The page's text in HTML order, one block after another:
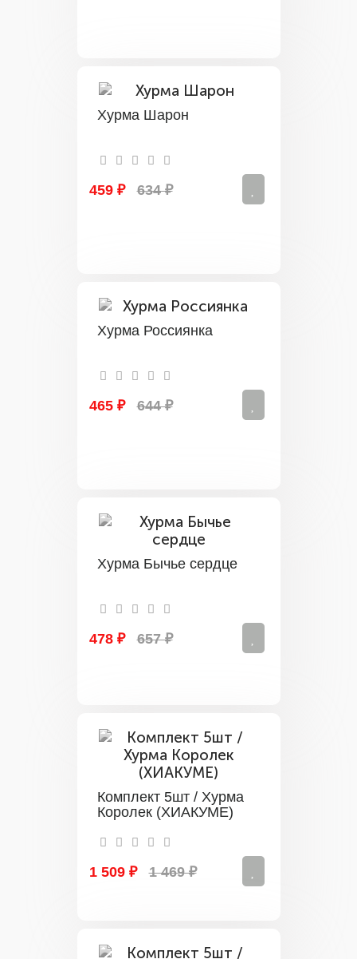
Хурма Шарон
459 ₽ 634 ₽
Хурма Россиянка
465 ₽ 644 ₽
Хурма Бычье сердце
478 ₽ 657 ₽
Комплект 5шт / Хурма
Королек (ХИАКУМЕ)
1 509 ₽ 1 469 ₽